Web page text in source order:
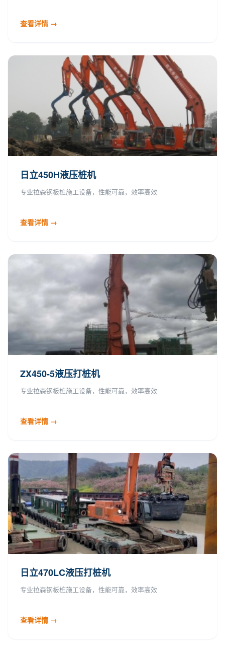
查看详情 →
日立450H液压桩机
专业拉森钢板桩施工设备，性能可靠，效率高效
查看详情 →
ZX450-5液压打桩机
专业拉森钢板桩施工设备，性能可靠，效率高效
查看详情 →
日立470LC液压打桩机
专业拉森钢板桩施工设备，性能可靠，效率高效
查看详情 →